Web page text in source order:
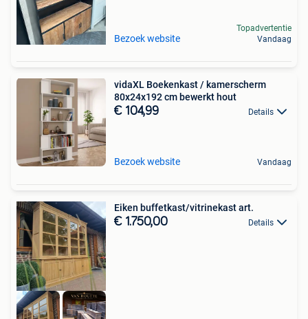
Bezoek website
Topadvertentie
Vandaag
vidaXL Boekenkast / kamerscherm
80x24x192 cm bewerkt hout
€ 104,99 Details
Bezoek website Vandaag
Eiken buffetkast/vitrinekast art.
€ 1.750,00 Details